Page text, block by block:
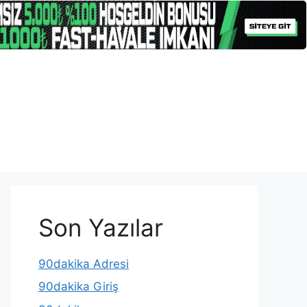
Son Yazılar
90dakika Adresi
90dakika Giriş